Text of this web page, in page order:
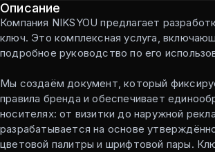
Описание
Компания NIKSYOU предлагает
ключ. Это комплексная услуга,
подробное руководство по его
Мы создаём документ, который
правила бренда и обеспечивает
носителях: от визитки до наружной
разрабатывается на основе
цветовой палитры и шрифтовой пары.